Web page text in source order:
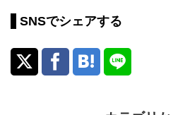
SNSでシェアする